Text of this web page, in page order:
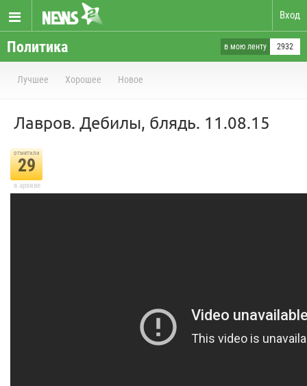
Вход
Политика в мою ленту 2932
Лучшее Хорошее Новое
Лавров. Дебилы, блядь. 11.08.15
отметили
29
в архиве